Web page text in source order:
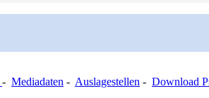
- Mediadaten - Auslagestellen - Download